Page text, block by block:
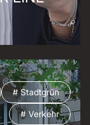
# Stadtgrün
# Verkehr